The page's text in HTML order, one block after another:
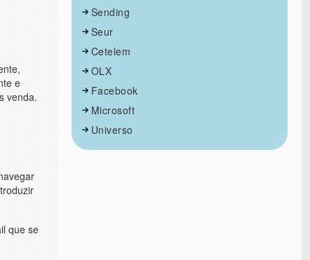
e
venda.
que se
Sending
Seur
Cetelem
OLX
Facebook
Microsoft
Universo